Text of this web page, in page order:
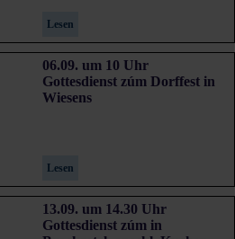
Lesen
06.09. um 10 Uhr
Gottesdienst zúm Dorffest in
Wiesens
Lesen
13.09. um 14.30 Uhr
Gottesdienst zúm in